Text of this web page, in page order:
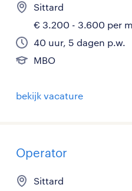
Sittard
€ 3.200 - 3.600 per
40 uur, 5 dagen p.w.
MBO
bekijk vacature
Operator
Sittard